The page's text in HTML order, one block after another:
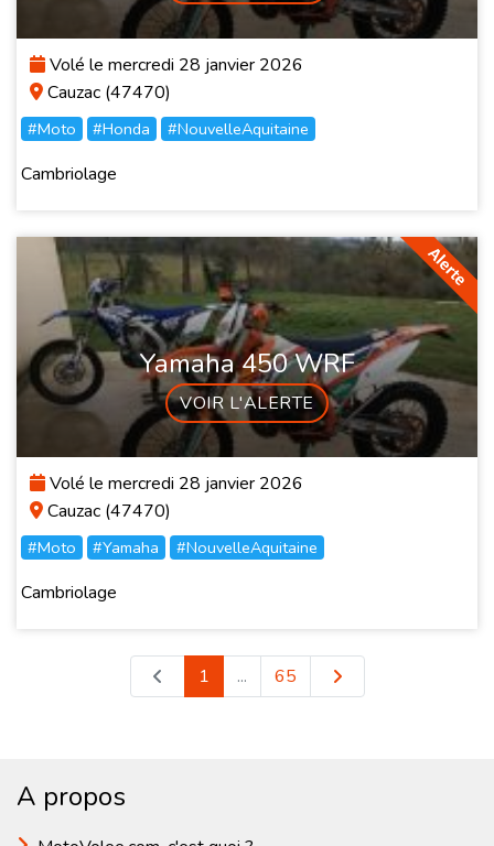
Volé le mercredi 28 janvier 2026
Cauzac (47470)
#Moto #Honda #NouvelleAquitaine
Cambriolage
Yamaha 450 WRF
VOIR L'ALERTE
Volé le mercredi 28 janvier 2026
Cauzac (47470)
#Moto #Yamaha #NouvelleAquitaine
Cambriolage
1 ... 65
A propos